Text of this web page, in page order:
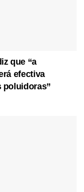
que “a
efectiva
poluidoras”